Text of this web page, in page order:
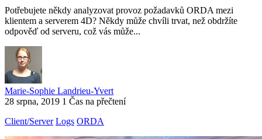
Potřebujete někdy analyzovat provoz požadavků ORDA mezi
klientem a serverem 4D? Někdy může chvíli trvat, než obdržíte
odpověď od serveru, což vás může...
Marie-Sophie Landrieu-Yvert
28 srpna, 2019 1 Čas na přečtení
Client/Server Logs ORDA